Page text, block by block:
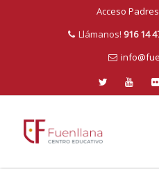
Acceso Padres
Llámanos! 916 14